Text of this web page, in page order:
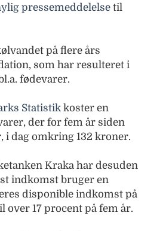
pressemeddelelse til
på flere års
som har resulteret i
fødevarer.
Statistik koster en
der for fem år siden
i dag omkring 132 kroner.
Kraka har desuden
indkomst bruger en
disponible indkomst på
over 17 procent på fem år.